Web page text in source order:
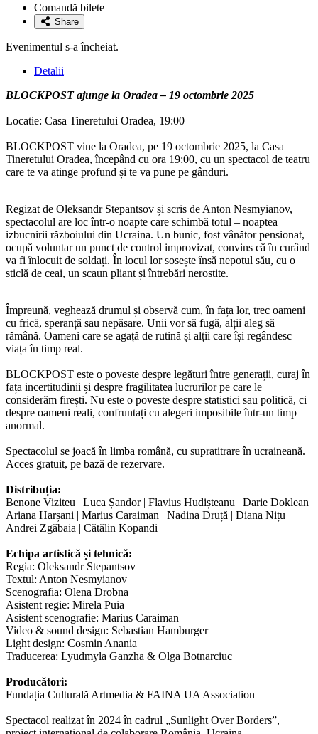
favoriteComandă bilete
Share
Evenimentul s-a încheiat.
Detalii
BLOCKPOST ajunge la Oradea – 19 octombrie 2025
Locatie: Casa Tineretului Oradea, 19:00
BLOCKPOST vine la Oradea, pe 19 octombrie 2025, la Casa
Tineretului Oradea, începând cu ora 19:00, cu un spectacol de teatru
care te va atinge profund și te va pune pe gânduri.
Regizat de Oleksandr Stepantsov și scris de Anton Nesmyianov,
spectacolul are loc într-o noapte care schimbă totul – noaptea
izbucnirii războiului din Ucraina. Un bunic, fost vânător pensionat,
ocupă voluntar un punct de control improvizat, convins că în curând
va fi înlocuit de soldați. În locul lor sosește însă nepotul său, cu o
sticlă de ceai, un scaun pliant și întrebări nerostite.
Împreună, veghează drumul și observă cum, în fața lor, trec oameni
cu frică, speranță sau nepăsare. Unii vor să fugă, alții aleg să
rămână. Oameni care se agață de rutină și alții care își regândesc
viața în timp real.
BLOCKPOST este o poveste despre legături între generații, curaj în
fața incertitudinii și despre fragilitatea lucrurilor pe care le
considerăm firești. Nu este o poveste despre statistici sau politică, ci
despre oameni reali, confruntați cu alegeri imposibile într-un timp
anormal.
Spectacolul se joacă în limba română, cu supratitrare în ucraineană.
Acces gratuit, pe bază de rezervare.
Distribuția:
Benone Viziteu | Luca Șandor | Flavius Hudișteanu | Darie Doklean
Ariana Harșani | Marius Caraiman | Nadina Druță | Diana Nițu
Andrei Zgăbaia | Cătălin Kopandi
Echipa artistică și tehnică:
Regia: Oleksandr Stepantsov
Textul: Anton Nesmyianov
Scenografia: Olena Drobna
Asistent regie: Mirela Puia
Asistent scenografie: Marius Caraiman
Video & sound design: Sebastian Hamburger
Light design: Cosmin Anania
Traducerea: Lyudmyla Ganzha & Olga Botnarciuc
Producători:
Fundația Culturală Artmedia & FAINA UA Association
Spectacol realizat în 2024 în cadrul „Sunlight Over Borders”,